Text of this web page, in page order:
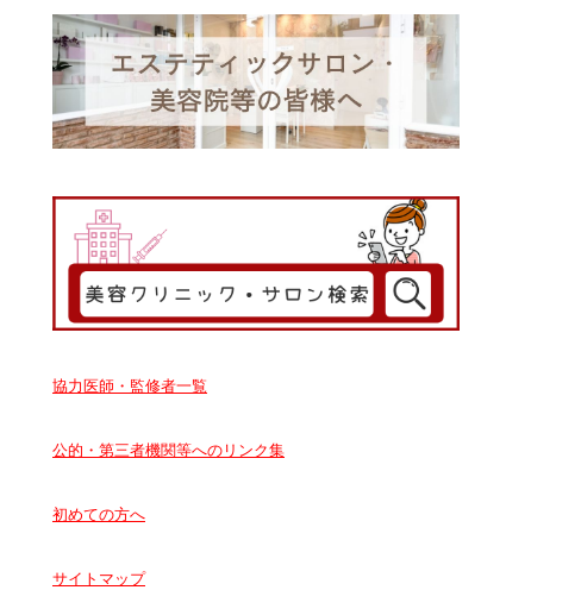
協力医師・監修者一覧
公的・第三者機関等へのリンク集
初めての方へ
サイトマップ